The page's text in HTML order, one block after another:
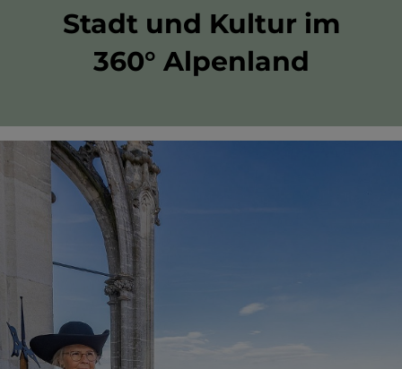
Stadt und Kultur im
360° Alpenland